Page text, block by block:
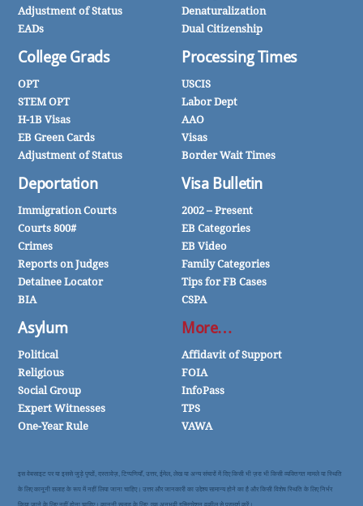
Adjustment of Status
EADs
College Grads
OPT
STEM OPT
H-1B Visas
EB Green Cards
Adjustment of Status
Deportation
Immigration Courts
Courts 800#
Crimes
Reports on Judges
Detainee Locator
BIA
Asylum
Political
Religious
Social Group
Expert Witnesses
One-Year Rule
Denaturalization
Dual Citizenship
Processing Times
USCIS
Labor Dept
AAO
Visas
Border Wait Times
Visa Bulletin
2002 – Present
EB Categories
EB Video
Family Categories
Tips for FB Cases
CSPA
More…
Affidavit of Support
FOIA
InfoPass
TPS
VAWA
इस वेबसाइट पर या इससे जुड़े पृष्ठों, दस्तावेज़, टिप्पणियाँ, उत्तर, ईमेल, लेख या अन्य संचारों में दिए किसी भी ज़रा भी किसी व्यक्तिगत मामले या स्थिति
के लिए कानूनी सलाह के रूप में नहीं लिया जाना चाहिए। उत्तर और जानकारी का उद्देश्य सामान्य होने का है और किसी विशेष स्थिति के लिए निर्भर
किया जाने के लिए नहीं होना चाहिए। कानूनी सलाह के लिए, एक अनुभवी इम्मिग्रेशन वकील से परामर्श करें।.